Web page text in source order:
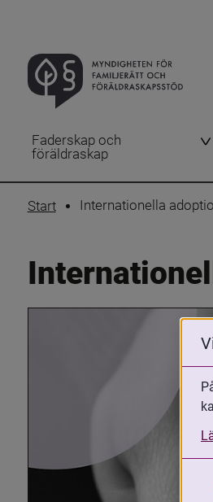
Faderskap och
föräldraskap
Start Internationella